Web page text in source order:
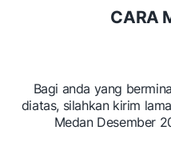
CARA
Bagi anda yang
diatas, silahkan kirim
Medan Desember